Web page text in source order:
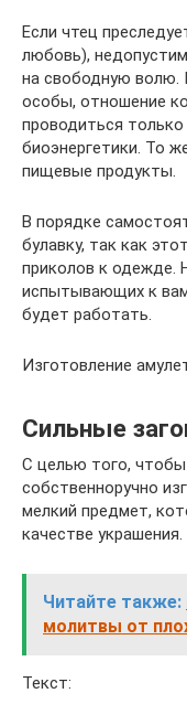
Если чтец
любовь),
на свободную волю.
особы, отношение
проводиться
биоэнергетики. То
пищевые продукты.
В порядке
булавку, так как
приколов к одежде.
испытывающих к
будет работать.
Изготовление
Сильные
С целью того,
собственноручно
мелкий предмет,
качестве украшения.
Читайте также:
молитвы от
Текст: